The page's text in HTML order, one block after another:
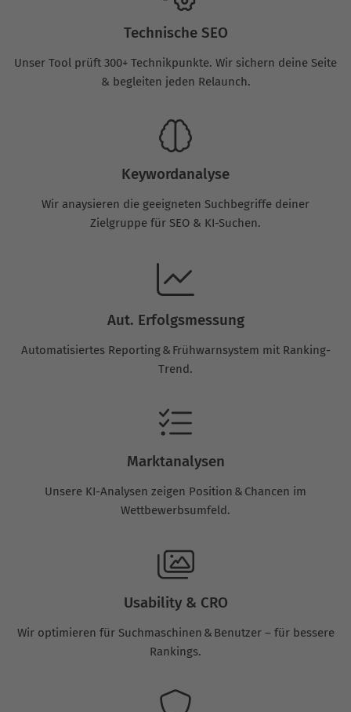
Technische SEO
Unser Tool prüft 300+ Technikpunkte. Wir sichern deine Seite
& begleiten jeden Relaunch.
Keywordanalyse
Wir anaysieren die geeigneten Suchbegriffe deiner
Zielgruppe für SEO & KI-Suchen.
Aut. Erfolgsmessung
Automatisiertes Reporting & Frühwarnsystem mit Ranking-
Trend.
Marktanalysen
Unsere KI-Analysen zeigen Position & Chancen im
Wettbewerbsumfeld.
Usability & CRO
Wir optimieren für Suchmaschinen & Benutzer – für bessere
Rankings.